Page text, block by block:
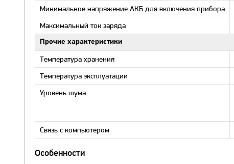
Минимальное напряжение АКБ для включения прибора
Максимальный ток заряда
Прочие характеристики
Температура хранения
Температура эксплуатации
Уровень шума
Связь с компьютером
Особенности